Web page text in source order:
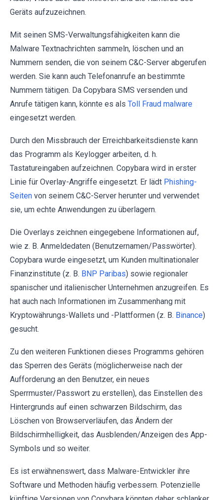
Geräts aufzuzeichnen.
Mit seinen SMS-Verwaltungsfähigkeiten kann die
Malware Textnachrichten sammeln, löschen und an
Nummern senden, die von seinem C&C-Server abgerufen
werden. Sie kann auch Telefonanrufe an bestimmte
Nummern tätigen. Da Copybara SMS versenden und
Anrufe tätigen kann, könnte es als Toll Fraud malware
eingesetzt werden.
Durch den Missbrauch der Erreichbarkeitsdienste kann
das Programm als Keylogger arbeiten, d. h.
Tastatureingaben aufzeichnen. Copybara wird in erster
Linie für Overlay-Angriffe eingesetzt. Er lädt Phishing-
Seiten von seinem C&C-Server herunter und verwendet
sie, um echte Anwendungen zu überlagern.
Die Overlays zeichnen eingegebene Informationen auf,
wie z. B. Anmeldedaten (Benutzernamen/Passwörter).
Copybara wurde eingesetzt, um Kunden multinationaler
Finanzinstitute (z. B. BNP Paribas) sowie regionaler
spanischer und italienischer Unternehmen anzugreifen. Es
hat auch nach Informationen im Zusammenhang mit
Kryptowährungs-Wallets und -Plattformen (z. B. Binance)
gesucht.
Zu den weiteren Funktionen dieses Programms gehören
das Sperren des Geräts (möglicherweise nach der
Aufforderung an den Benutzer, ein neues
Sperrmuster/Passwort zu erstellen), das Einstellen des
Hintergrunds auf einen schwarzen Bildschirm, das
Löschen von Browserverläufen, das Ändern der
Bildschirmhelligkeit, das Ausblenden/Anzeigen des App-
Symbols und so weiter.
Es ist erwähnenswert, dass Malware-Entwickler ihre
Software und Methoden häufig verbessern. Potenzielle